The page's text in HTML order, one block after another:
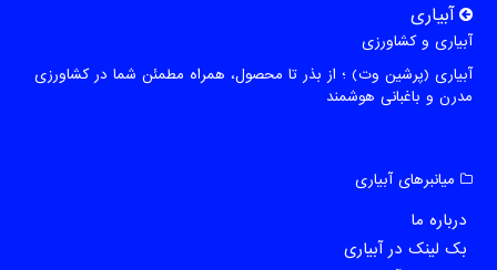
آبیاری
آبیاری و کشاورزی
آبیاری (پرشین وت) ؛ از بذر تا محصول، همراه مطمئن شما در کشاورزی
مدرن و باغبانی هوشمند
میانبرهای آبیاری
درباره ما
بک لینک در آبیاری